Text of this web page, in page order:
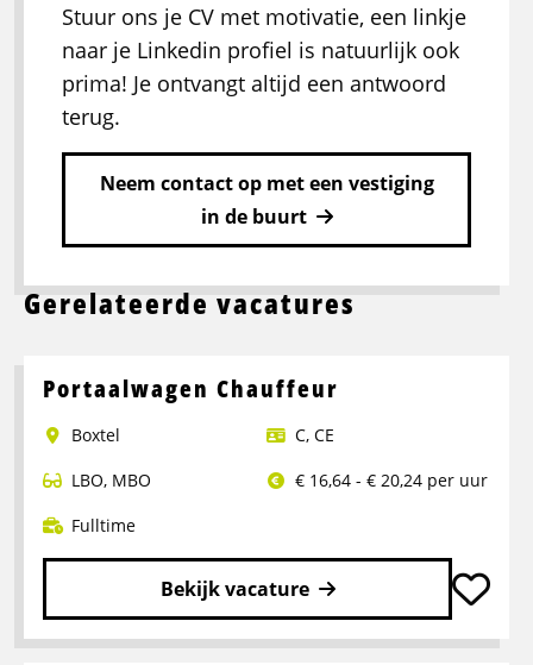
Stuur ons je CV met motivatie, een linkje
naar je Linkedin profiel is natuurlijk ook
prima! Je ontvangt altijd een antwoord
terug.
Neem contact op met een vestiging
in de buurt
Gerelateerde vacatures
Portaalwagen Chauffeur
Boxtel C, CE
LBO, MBO
€ 16,64 - € 20,24 per uur
Fulltime
Bekijk vacature
Lees